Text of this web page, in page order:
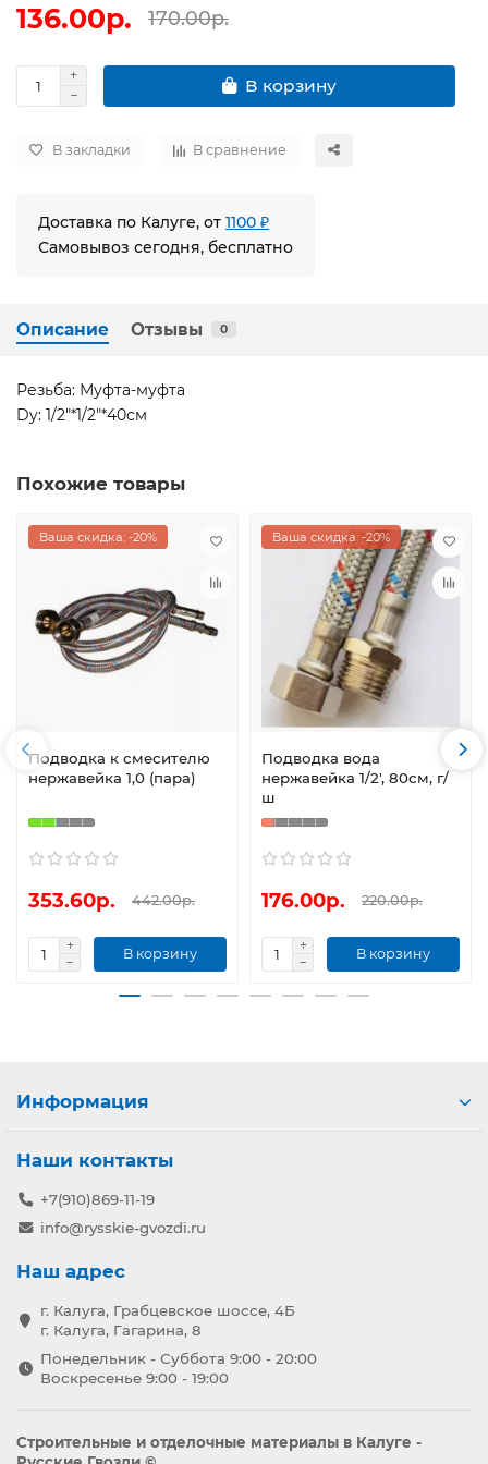
136.00р. 170.00р.
В корзину
В закладки В сравнение
Доставка по Калуге, от 1100 ₽
Самовывоз сегодня, бесплатно
Описание Отзывы 0
Резьба: Муфта-муфта
Dy: 1/2"*1/2"*40см
Похожие товары
Ваша скидка: -20%
Подводка к смесителю
нержавейка 1,0 (пара)
353.60р. 442.00р.
В корзину
Ваша скидка: -20%
Подводка вода
нержавейка 1/2', 80см, г/
ш
176.00р. 220.00р.
В корзину
Информация
Наши контакты
+7(910)869-11-19
info@rysskie-gvozdi.ru
Наш адрес
г. Калуга, Грабцевское шоссе, 4Б
г. Калуга, Гагарина, 8
Понедельник - Суббота 9:00 - 20:00
Воскресенье 9:00 - 19:00
Строительные и отделочные материалы в Калуге -